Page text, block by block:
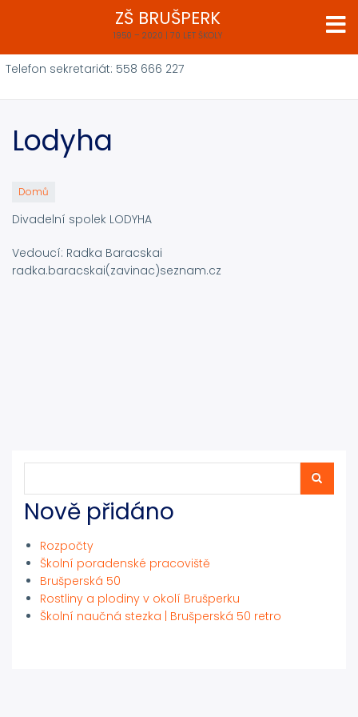
obsahu
ZŠ BRUŠPERK
1950 – 2020 | 70 LET ŠKOLY
Telefon sekretariát: 558 666 227
Lodyha
Domů
Divadelní spolek LODYHA
Vedoucí: Radka Baracskai
radka.baracskai(zavinac)seznam.cz
Nově přidáno
Rozpočty
Školní poradenské pracoviště
Brušperská 50
Rostliny a plodiny v okolí Brušperku
Školní naučná stezka | Brušperská 50 retro